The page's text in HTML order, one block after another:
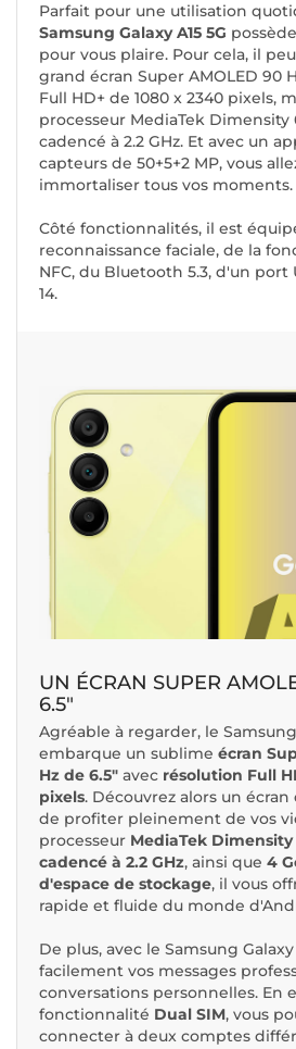
Parfait pour une utilisation
Samsung Galaxy A15 5G
pour vous plaire. Pour cela, il
grand écran Super AMOLED 90
Full HD+ de 1080 x 2340 pixels,
processeur MediaTek Dimensity
cadencé à 2.2 GHz. Et avec un
capteurs de 50+5+2 MP, vous
immortaliser tous vos moments.
Côté fonctionnalités, il est
reconnaissance faciale, de la
NFC, du Bluetooth 5.3, d'un port
14.
UN ÉCRAN SUPER
6.5"
Agréable à regarder, le Samsung
embarque un sublime écran
Hz de 6.5" avec résolution Full
pixels. Découvrez alors un
de profiter pleinement de vos
processeur MediaTek Dimensity
cadencé à 2.2 GHz, ainsi que 4
d'espace de stockage, il vous
rapide et fluide du monde
De plus, avec le Samsung Galaxy
facilement vos messages
conversations personnelles. En
fonctionnalité Dual SIM, vous
connecter à deux comptes